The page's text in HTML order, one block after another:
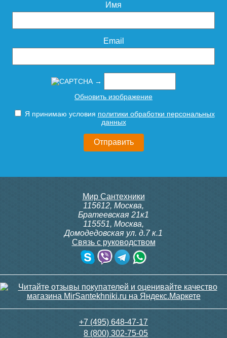
Имя
Email
→
Обновить изображение
Я принимаю условия политики обработки персональных
данных
Мир Сантехники
115612, Москва,
Братеевская 21к1
115551, Москва,
Домодедовская ул. д.7 к.1
Связь с руководством
+7 (495) 648-47-17
8 (800) 302-75-05